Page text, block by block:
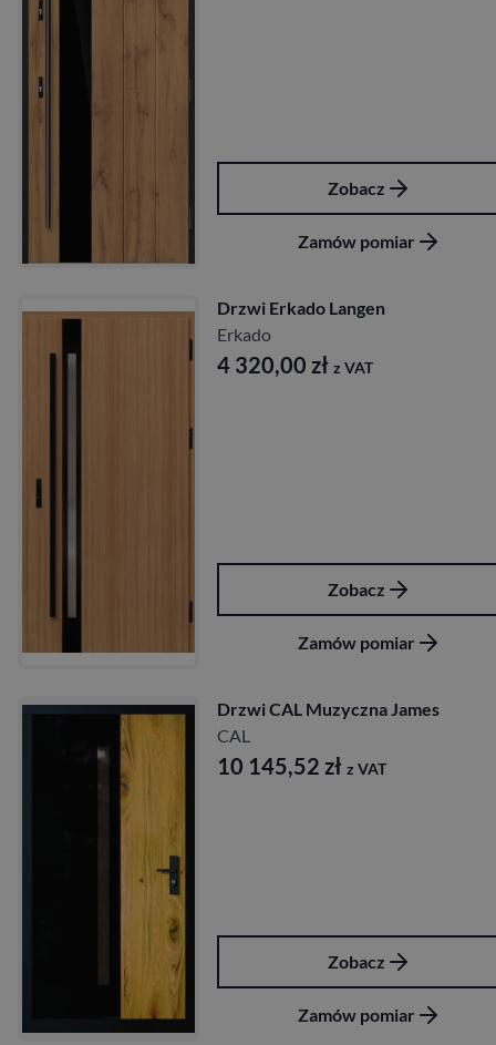
Zobacz
Zamów pomiar
Drzwi Erkado Langen
Erkado
4 320,00 zł z VAT
Zobacz
Zamów pomiar
Drzwi CAL Muzyczna James
CAL
10 145,52 zł z VAT
Zobacz
Zamów pomiar